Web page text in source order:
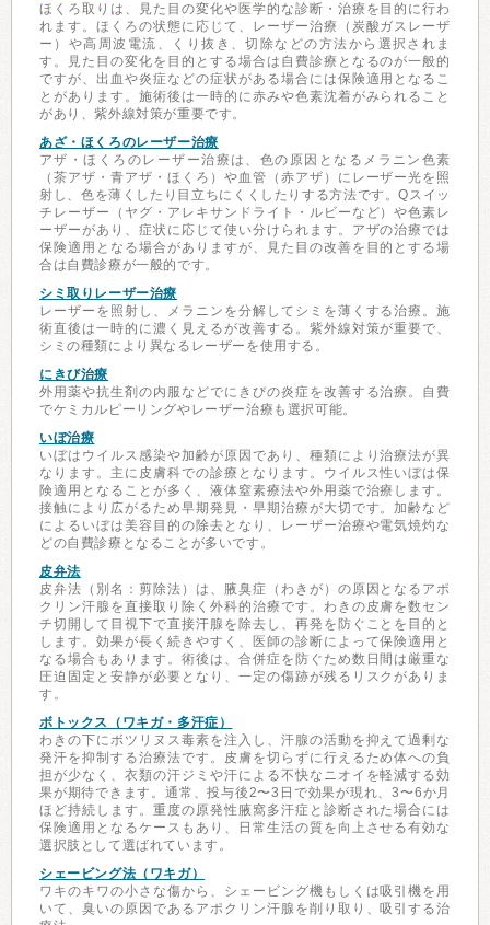
ほくろ取りは、見た目の変化や医学的な診断・治療を目的に行わ
れます。ほくろの状態に応じて、レーザー治療（炭酸ガスレーザ
ー）や高周波電流、くり抜き、切除などの方法から選択されま
す。見た目の変化を目的とする場合は自費診療となるのが一般的
ですが、出血や炎症などの症状がある場合には保険適用となるこ
とがあります。施術後は一時的に赤みや色素沈着がみられること
があり、紫外線対策が重要です。
あざ・ほくろのレーザー治療
アザ・ほくろのレーザー治療は、色の原因となるメラニン色素
（茶アザ・青アザ・ほくろ）や血管（赤アザ）にレーザー光を照
射し、色を薄くしたり目立ちにくくしたりする方法です。Qスイッ
チレーザー（ヤグ・アレキサンドライト・ルビーなど）や色素レ
ーザーがあり、症状に応じて使い分けられます。アザの治療では
保険適用となる場合がありますが、見た目の改善を目的とする場
合は自費診療が一般的です。
シミ取りレーザー治療
レーザーを照射し、メラニンを分解してシミを薄くする治療。施
術直後は一時的に濃く見えるが改善する。紫外線対策が重要で、
シミの種類により異なるレーザーを使用する。
にきび治療
外用薬や抗生剤の内服などでにきびの炎症を改善する治療。自費
でケミカルピーリングやレーザー治療も選択可能。
いぼ治療
いぼはウイルス感染や加齢が原因であり、種類により治療法が異
なります。主に皮膚科での診療となります。ウイルス性いぼは保
険適用となることが多く、液体窒素療法や外用薬で治療します。
接触により広がるため早期発見・早期治療が大切です。加齢など
によるいぼは美容目的の除去となり、レーザー治療や電気焼灼な
どの自費診療となることが多いです。
皮弁法
皮弁法（別名：剪除法）は、腋臭症（わきが）の原因となるアポ
クリン汗腺を直接取り除く外科的治療です。わきの皮膚を数セン
チ切開して目視下で直接汗腺を除去し、再発を防ぐことを目的と
します。効果が長く続きやすく、医師の診断によって保険適用と
なる場合もあります。術後は、合併症を防ぐため数日間は厳重な
圧迫固定と安静が必要となり、一定の傷跡が残るリスクがありま
す。
ボトックス（ワキガ・多汗症）
わきの下にボツリヌス毒素を注入し、汗腺の活動を抑えて過剰な
発汗を抑制する治療法です。皮膚を切らずに行えるため体への負
担が少なく、衣類の汗ジミや汗による不快なニオイを軽減する効
果が期待できます。通常、投与後2〜3日で効果が現れ、3〜6か月
ほど持続します。重度の原発性腋窩多汗症と診断された場合には
保険適用となるケースもあり、日常生活の質を向上させる有効な
選択肢として選ばれています。
シェービング法（ワキガ）
ワキのキワの小さな傷から、シェービング機もしくは吸引機を用
いて、臭いの原因であるアポクリン汗腺を削り取り、吸引する治